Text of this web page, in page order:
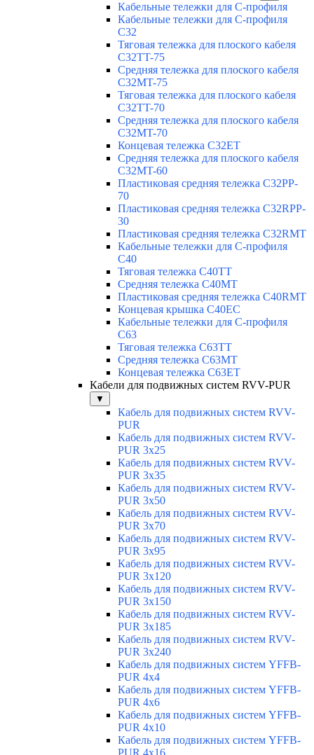
Кабельные тележки для С-профиля
Кабельные тележки для С-профиля
C32
Тяговая тележка для плоского кабеля
C32TT-75
Средняя тележка для плоского кабеля
C32MT-75
Тяговая тележка для плоского кабеля
C32TT-70
Средняя тележка для плоского кабеля
C32MT-70
Концевая тележка C32ET
Средняя тележка для плоского кабеля
C32MT-60
Пластиковая средняя тележка C32PP-
70
Пластиковая средняя тележка C32RPP-
30
Пластиковая средняя тележка C32RMT
Кабельные тележки для С-профиля
C40
Тяговая тележка C40TT
Средняя тележка C40MT
Пластиковая средняя тележка C40RMT
Концевая крышка C40EC
Кабельные тележки для С-профиля
C63
Тяговая тележка C63TT
Средняя тележка C63MT
Концевая тележка C63ET
Кабели для подвижных систем RVV-PUR
▼
Кабель для подвижных систем RVV-
PUR
Кабель для подвижных систем RVV-
PUR 3x25
Кабель для подвижных систем RVV-
PUR 3x35
Кабель для подвижных систем RVV-
PUR 3x50
Кабель для подвижных систем RVV-
PUR 3x70
Кабель для подвижных систем RVV-
PUR 3x95
Кабель для подвижных систем RVV-
PUR 3x120
Кабель для подвижных систем RVV-
PUR 3x150
Кабель для подвижных систем RVV-
PUR 3x185
Кабель для подвижных систем RVV-
PUR 3x240
Кабель для подвижных систем YFFB-
PUR 4x4
Кабель для подвижных систем YFFB-
PUR 4x6
Кабель для подвижных систем YFFB-
PUR 4x10
Кабель для подвижных систем YFFB-